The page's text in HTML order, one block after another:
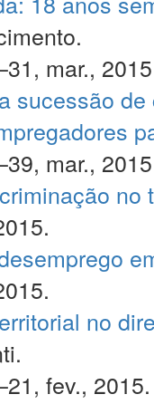
mar.,
sucessão
mar.,
no
no
fev., 2015.